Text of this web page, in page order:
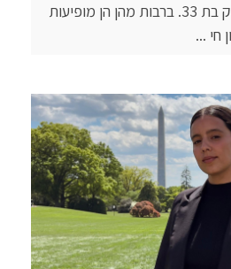
באוקטובר, כשהייתה רק בת 33. ברבות מהן הן מופיעות
חי ...